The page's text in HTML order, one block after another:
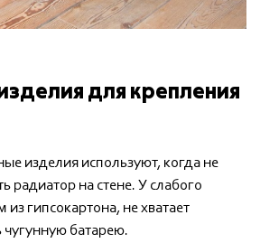
для крепления
изделия используют, когда не
радиатор на стене. У слабого
из гипсокартона, не хватает
чугунную батарею.